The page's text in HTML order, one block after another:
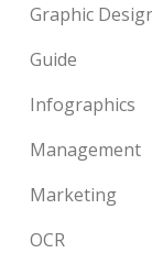
Graphic
Guide
Infographics
Management
Marketing
OCR